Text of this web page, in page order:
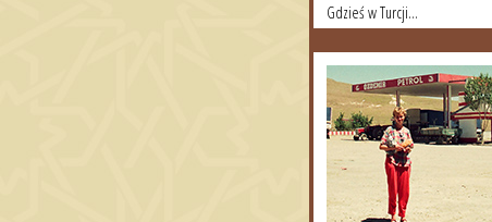
Gdzieś w Turcji...